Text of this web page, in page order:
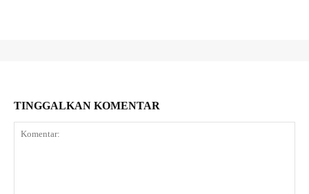
TINGGALKAN KOMENTAR